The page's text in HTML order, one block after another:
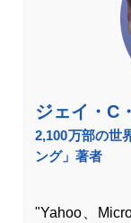
ジェイ・C
2,100万部の世
ング」著者
"Yahoo、